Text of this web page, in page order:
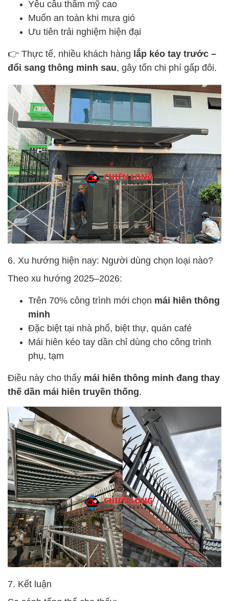
Yêu cầu thẩm mỹ cao
Muốn an toàn khi mưa gió
Ưu tiên trải nghiệm hiện đại
👉 Thực tế, nhiều khách hàng lắp kéo tay trước –
đổi sang thông minh sau, gây tốn chi phí gấp đôi.
6. Xu hướng hiện nay: Người dùng chọn loại nào?
Theo xu hướng 2025–2026:
Trên 70% công trình mới chọn mái hiên thông
minh
Đặc biệt tại nhà phố, biệt thự, quán café
Mái hiên kéo tay dần chỉ dùng cho công trình
phụ, tạm
Điều này cho thấy mái hiên thông minh đang thay
thế dần mái hiên truyền thống.
7. Kết luận